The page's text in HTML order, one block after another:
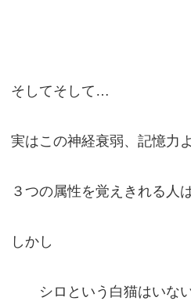
そしてそして…
実はこの神経衰弱、記憶力
３つの属性を覚えきれる人
しかし
シロという白猫はいな